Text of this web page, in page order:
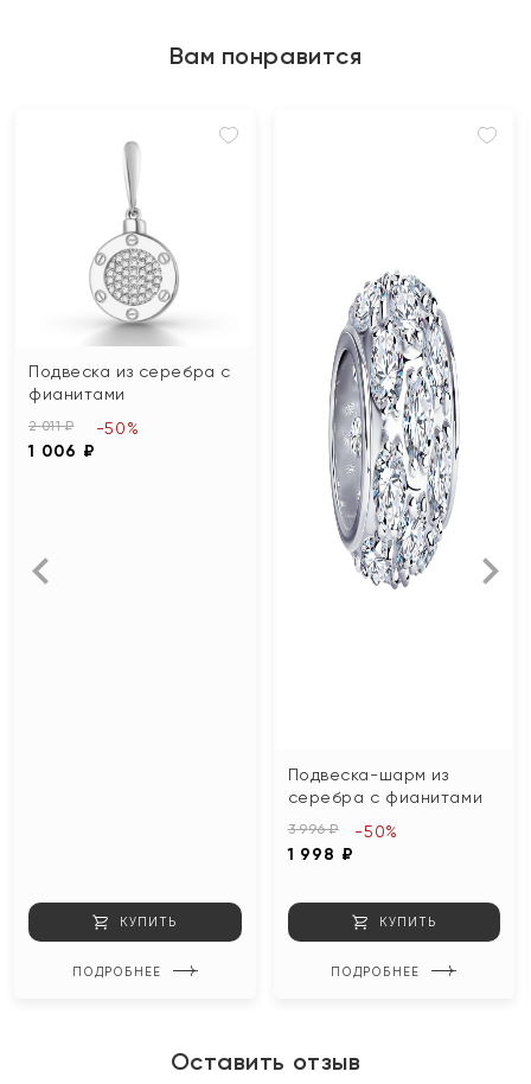
Вам понравится
Подвеска из серебра с
фианитами
2 011 ₽
1 006 ₽
-50%
КУПИТЬ
ПОДРОБНЕЕ
Подвеска-шарм из
серебра с фианитами
3 996 ₽
1 998 ₽
-50%
КУПИТЬ
ПОДРОБНЕЕ
Оставить отзыв